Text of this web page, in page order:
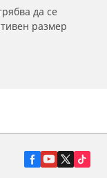
да се
размер